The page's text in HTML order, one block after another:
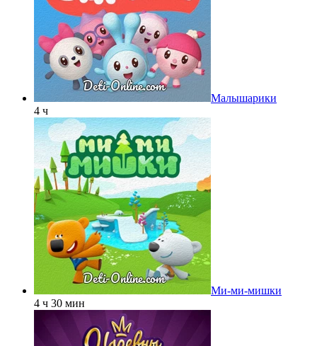
Малышарики
4 ч
Ми-ми-мишки
4 ч 30 мин